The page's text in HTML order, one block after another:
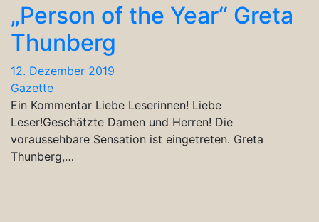
„Person of the Year“ Greta
Thunberg
12. Dezember 2019
Gazette
Ein Kommentar Liebe Leserinnen! Liebe
Leser!Geschätzte Damen und Herren! Die
voraussehbare Sensation ist eingetreten. Greta
Thunberg,…